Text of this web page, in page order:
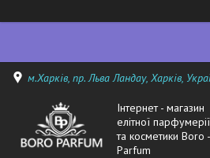
м.Харків, пр. Льва Ландау, Харків,
Інтернет - магазин
елітної парфумерії
та косметики Boro -
Parfum